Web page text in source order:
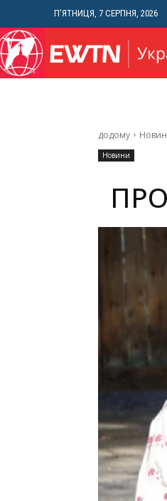
П’ЯТНИЦЯ, 7 СЕРПНЯ, 2026
додому
Новини